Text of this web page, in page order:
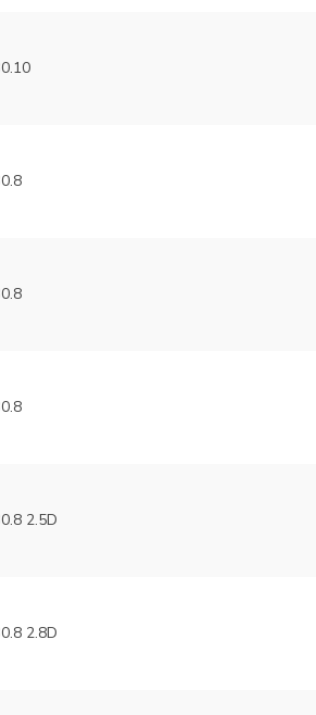
2.5D
2.8D